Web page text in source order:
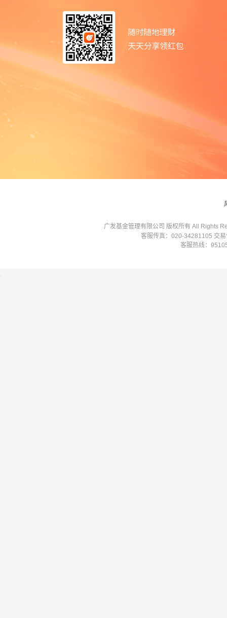
广发基金管理有限公司 版权所有 All Rights
客服传真：020-34281105 交
客服热线：